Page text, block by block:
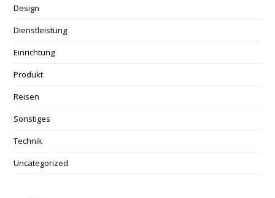
Design
Dienstleistung
Einrichtung
Produkt
Reisen
Sonstiges
Technik
Uncategorized